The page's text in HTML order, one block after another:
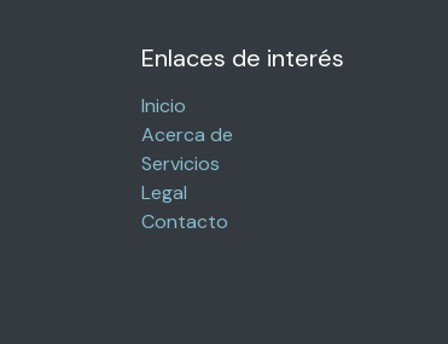
Enlaces de interés
Inicio
Acerca de
Servicios
Legal
Contacto